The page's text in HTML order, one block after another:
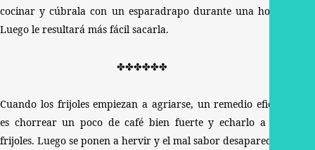
cocinar y cúbrala con un esparadrapo durante una hora.
Luego le resultará más fácil sacarla.
✤✤✤✤✤✤
Cuando los frijoles empiezan a agriarse, un remedio eficaz
es chorrear un poco de café bien fuerte y echarlo a los
frijoles. Luego se ponen a hervir y el mal sabor desaparece.